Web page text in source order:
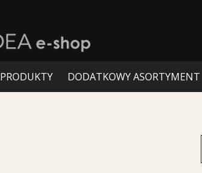
PRODUKTY DODATKOWY ASORTYMENT